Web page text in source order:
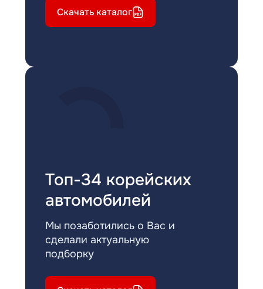
Скачать каталог
Топ-34 корейских
автомобилей
Мы позаботились о Вас и
сделали актуальную
подборку